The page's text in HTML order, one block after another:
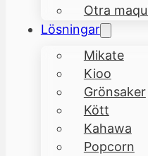
Otra
Lösningar
Mikate
Kioo
Grönsaker
Kött
Kahawa
Popcorn